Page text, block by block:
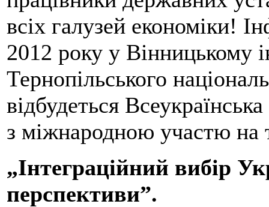
всіх галузей економіки!
2012 року у Вінницькому
Тернопільського
відбудеться
з міжнародною участю на
„Інтеграційний вибір
перспективи”.